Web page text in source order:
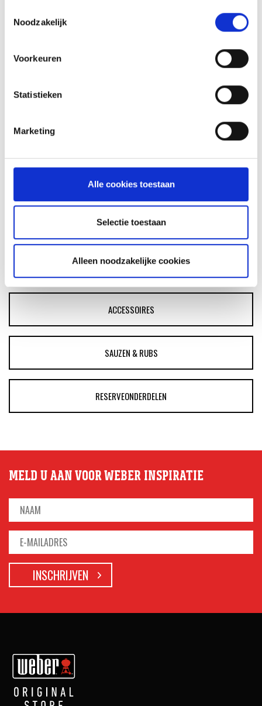
Noodzakelijk
Voorkeuren
Statistieken
Marketing
Alle cookies toestaan
Selectie toestaan
Alleen noodzakelijke cookies
RECEPT
ASSORTIMENT
BARBECUE'S
ACCESSOIRES
SAUZEN & RUBS
RESERVEONDERDELEN
MELD U AAN VOOR WEBER INSPIRATIE